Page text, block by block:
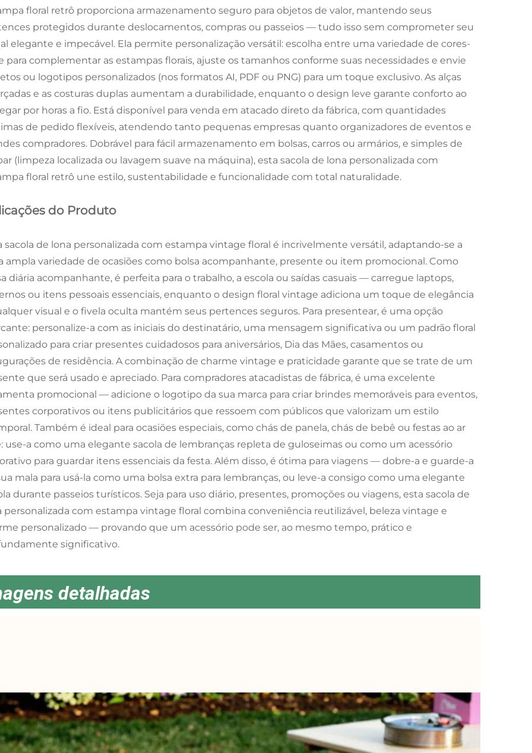
floral retrô proporciona armazenamento seguro para objetos de valor, mantendo seus
protegidos durante deslocamentos, compras ou passeios — tudo isso sem comprometer seu
elegante e impecável. Ela permite personalização versátil: escolha entre uma variedade de cores-
para complementar as estampas florais, ajuste os tamanhos conforme suas necessidades e envie
ou logotipos personalizados (nos formatos AI, PDF ou PNG) para um toque exclusivo. As alças
e as costuras duplas aumentam a durabilidade, enquanto o design leve garante conforto ao
por horas a fio. Está disponível para venda em atacado direto da fábrica, com quantidades
de pedido flexíveis, atendendo tanto pequenas empresas quanto organizadores de eventos e
compradores. Dobrável para fácil armazenamento em bolsas, carros ou armários, e simples de
(limpeza localizada ou lavagem suave na máquina), esta sacola de lona personalizada com
floral retrô une estilo, sustentabilidade e funcionalidade com total naturalidade.
do Produto
sacola de lona personalizada com estampa vintage floral é incrivelmente versátil, adaptando-se a
ampla variedade de ocasiões como bolsa acompanhante, presente ou item promocional. Como
diária acompanhante, é perfeita para o trabalho, a escola ou saídas casuais — carregue laptops,
ou itens pessoais essenciais, enquanto o design floral vintage adiciona um toque de elegância
visual e o fivela oculta mantém seus pertences seguros. Para presentear, é uma opção
personalize-a com as iniciais do destinatário, uma mensagem significativa ou um padrão floral
para criar presentes cuidadosos para aniversários, Dia das Mães, casamentos ou
de residência. A combinação de charme vintage e praticidade garante que se trate de um
que será usado e apreciado. Para compradores atacadistas de fábrica, é uma excelente
promocional — adicione o logotipo da sua marca para criar brindes memoráveis para eventos,
corporativos ou itens publicitários que ressoem com públicos que valorizam um estilo
Também é ideal para ocasiões especiais, como chás de panela, chás de bebê ou festas ao ar
use-a como uma elegante sacola de lembranças repleta de guloseimas ou como um acessório
para guardar itens essenciais da festa. Além disso, é ótima para viagens — dobre-a e guarde-a
mala para usá-la como uma bolsa extra para lembranças, ou leve-a consigo como uma elegante
durante passeios turísticos. Seja para uso diário, presentes, promoções ou viagens, esta sacola de
personalizada com estampa vintage floral combina conveniência reutilizável, beleza vintage e
personalizado — provando que um acessório pode ser, ao mesmo tempo, prático e
significativo.
detalhadas